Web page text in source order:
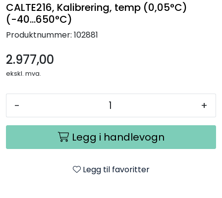
CALTE216, Kalibrering, temp (0,05°C)
(-40...650°C)
Produktnummer: 102881
2.977,00
ekskl. mva.
- +
Legg i handlevogn
Legg til favoritter
Tilbehør
Kampanjer
Outlet